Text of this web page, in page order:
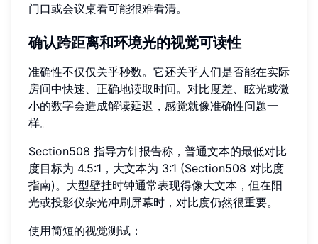
门口或会议桌看可能很难看清。
确认跨距离和环境光的视觉可读性
准确性不仅仅关乎秒数。它还关乎人们是否能在实际
房间中快速、正确地读取时间。对比度差、眩光或微
小的数字会造成解读延迟，感觉就像准确性问题一
样。
Section508 指导方针报告称，普通文本的最低对比
度目标为 4.5:1，大文本为 3:1 (Section508 对比度
指南)。大型壁挂时钟通常表现得像大文本，但在阳
光或投影仪杂光冲刷屏幕时，对比度仍然很重要。
使用简短的视觉测试：